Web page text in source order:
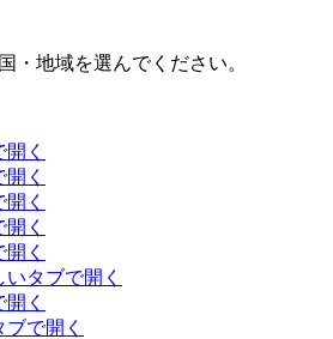
・地域を選んでください。
く
く
く
く
く
いタブで開く
く
で開く